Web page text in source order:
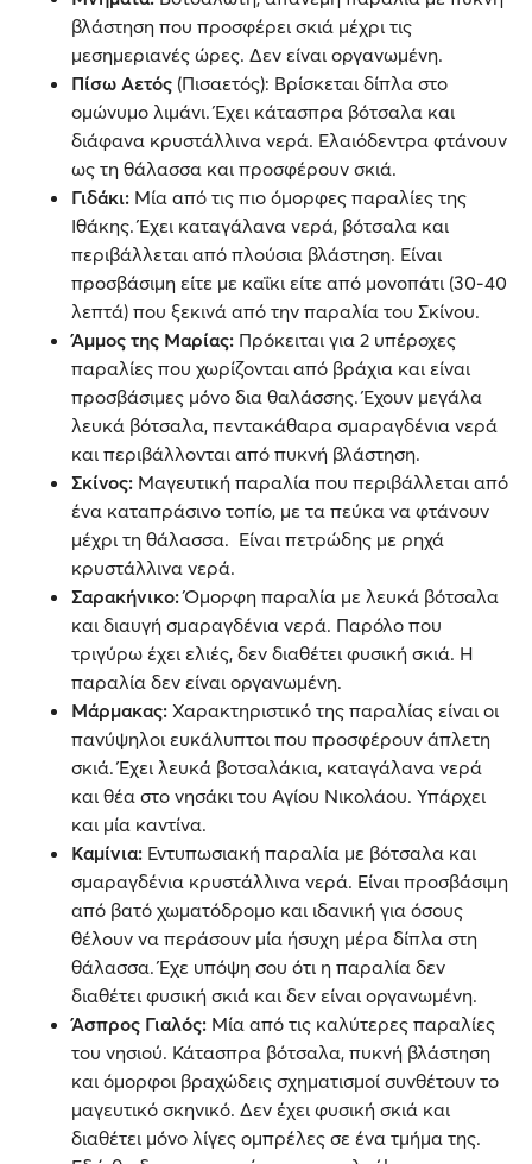
βλάστηση που προσφέρει σκιά μέχρι τις
μεσημεριανές ώρες. Δεν είναι οργανωμένη.
Πίσω Αετός (Πισαετός): Βρίσκεται δίπλα στο
ομώνυμο λιμάνι. Έχει κάτασπρα βότσαλα και
διάφανα κρυστάλλινα νερά. Ελαιόδεντρα φτάνουν
ως τη θάλασσα και προσφέρουν σκιά.
Γιδάκι: Μία από τις πιο όμορφες παραλίες της
Ιθάκης. Έχει καταγάλανα νερά, βότσαλα και
περιβάλλεται από πλούσια βλάστηση. Είναι
προσβάσιμη είτε με καΐκι είτε από μονοπάτι (30-40
λεπτά) που ξεκινά από την παραλία του Σκίνου.
Άμμος της Μαρίας: Πρόκειται για 2 υπέροχες
παραλίες που χωρίζονται από βράχια και είναι
προσβάσιμες μόνο δια θαλάσσης. Έχουν μεγάλα
λευκά βότσαλα, πεντακάθαρα σμαραγδένια νερά
και περιβάλλονται από πυκνή βλάστηση.
Σκίνος: Μαγευτική παραλία που περιβάλλεται από
ένα καταπράσινο τοπίο, με τα πεύκα να φτάνουν
μέχρι τη θάλασσα. Είναι πετρώδης με ρηχά
κρυστάλλινα νερά.
Σαρακήνικο:Όμορφη παραλία με λευκά βότσαλα
και διαυγή σμαραγδένια νερά. Παρόλο που
τριγύρω έχει ελιές, δεν διαθέτει φυσική σκιά. Η
παραλία δεν είναι οργανωμένη.
Μάρμακας: Χαρακτηριστικό της παραλίας είναι οι
πανύψηλοι ευκάλυπτοι που προσφέρουν άπλετη
σκιά. Έχει λευκά βοτσαλάκια, καταγάλανα νερά
και θέα στο νησάκι του Αγίου Νικολάου. Υπάρχει
και μία καντίνα.
Καμίνια: Εντυπωσιακή παραλία με βότσαλα και
σμαραγδένια κρυστάλλινα νερά. Είναι προσβάσιμη
από βατό χωματόδρομο και ιδανική για όσους
θέλουν να περάσουν μία ήσυχη μέρα δίπλα στη
θάλασσα. Έχε υπόψη σου ότι η παραλία δεν
διαθέτει φυσική σκιά και δεν είναι οργανωμένη.
Άσπρος Γιαλός: Μία από τις καλύτερες παραλίες
του νησιού. Κάτασπρα βότσαλα, πυκνή βλάστηση
και όμορφοι βραχώδεις σχηματισμοί συνθέτουν το
μαγευτικό σκηνικό. Δεν έχει φυσική σκιά και
διαθέτει μόνο λίγες ομπρέλες σε ένα τμήμα της.